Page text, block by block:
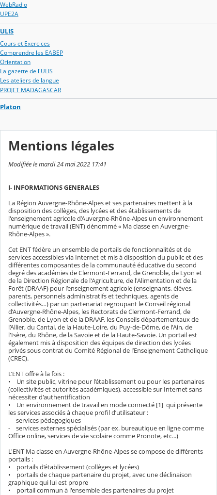
WebRadio
UPE2A
ULIS
Cours et Exercices
Comprendre les EABEP
Orientation
La gazette de l'ULIS
Les ateliers de langue
PROJET MADAGASCAR
Platon
Mentions légales
Modifiée le mardi 24 mai 2022 17:41
I- INFORMATIONS GENERALES
La Région Auvergne-Rhône-Alpes et ses partenaires mettent à la
disposition des collèges, des lycées et des établissements de
l'enseignement agricole d’Auvergne-Rhône-Alpes un environnement
numérique de travail (ENT) dénommé « Ma classe en Auvergne-
Rhône-Alpes ».
Cet ENT fédère un ensemble de portails de fonctionnalités et de
services accessibles via Internet et mis à disposition du public et des
différentes composantes de la communauté éducative du second
degré des académies de Clermont-Ferrand, de Grenoble, de Lyon et
de la Direction Régionale de l'Agriculture, de l'Alimentation et de la
Forêt (DRAAF) pour l’enseignement agricole (enseignants, élèves,
parents, personnels administratifs et techniques, agents de
collectivités…) par un partenariat regroupant le Conseil régional
d’Auvergne-Rhône-Alpes, les Rectorats de Clermont-Ferrand, de
Grenoble, de Lyon et de la DRAAF, les Conseils départementaux de
l’Allier, du Cantal, de la Haute-Loire, du Puy-de-Dôme, de l'Ain, de
l'Isère, du Rhône, de la Savoie et de la Haute-Savoie. Un portail est
également mis à disposition des équipes de direction des lycées
privés sous contrat du Comité Régional de l’Enseignement Catholique
(CREC).
L’ENT offre à la fois :
• Un site public, vitrine pour l’établissement ou pour les partenaires
(collectivités et autorités académiques), accessible sur Internet sans
nécessiter d'authentification
• Un environnement de travail en mode connecté [1] qui présente
les services associés à chaque profil d’utilisateur :
- services pédagogiques
- services externes spécialisés (par ex. bureautique en ligne comme
Office online, services de vie scolaire comme Pronote, etc...)
L'ENT Ma classe en Auvergne-Rhône-Alpes se compose de différents
portails :
• portails d’établissement (collèges et lycées)
• portails de chaque partenaire du projet, avec une déclinaison
graphique qui lui est propre
• portail commun à l'ensemble des partenaires du projet